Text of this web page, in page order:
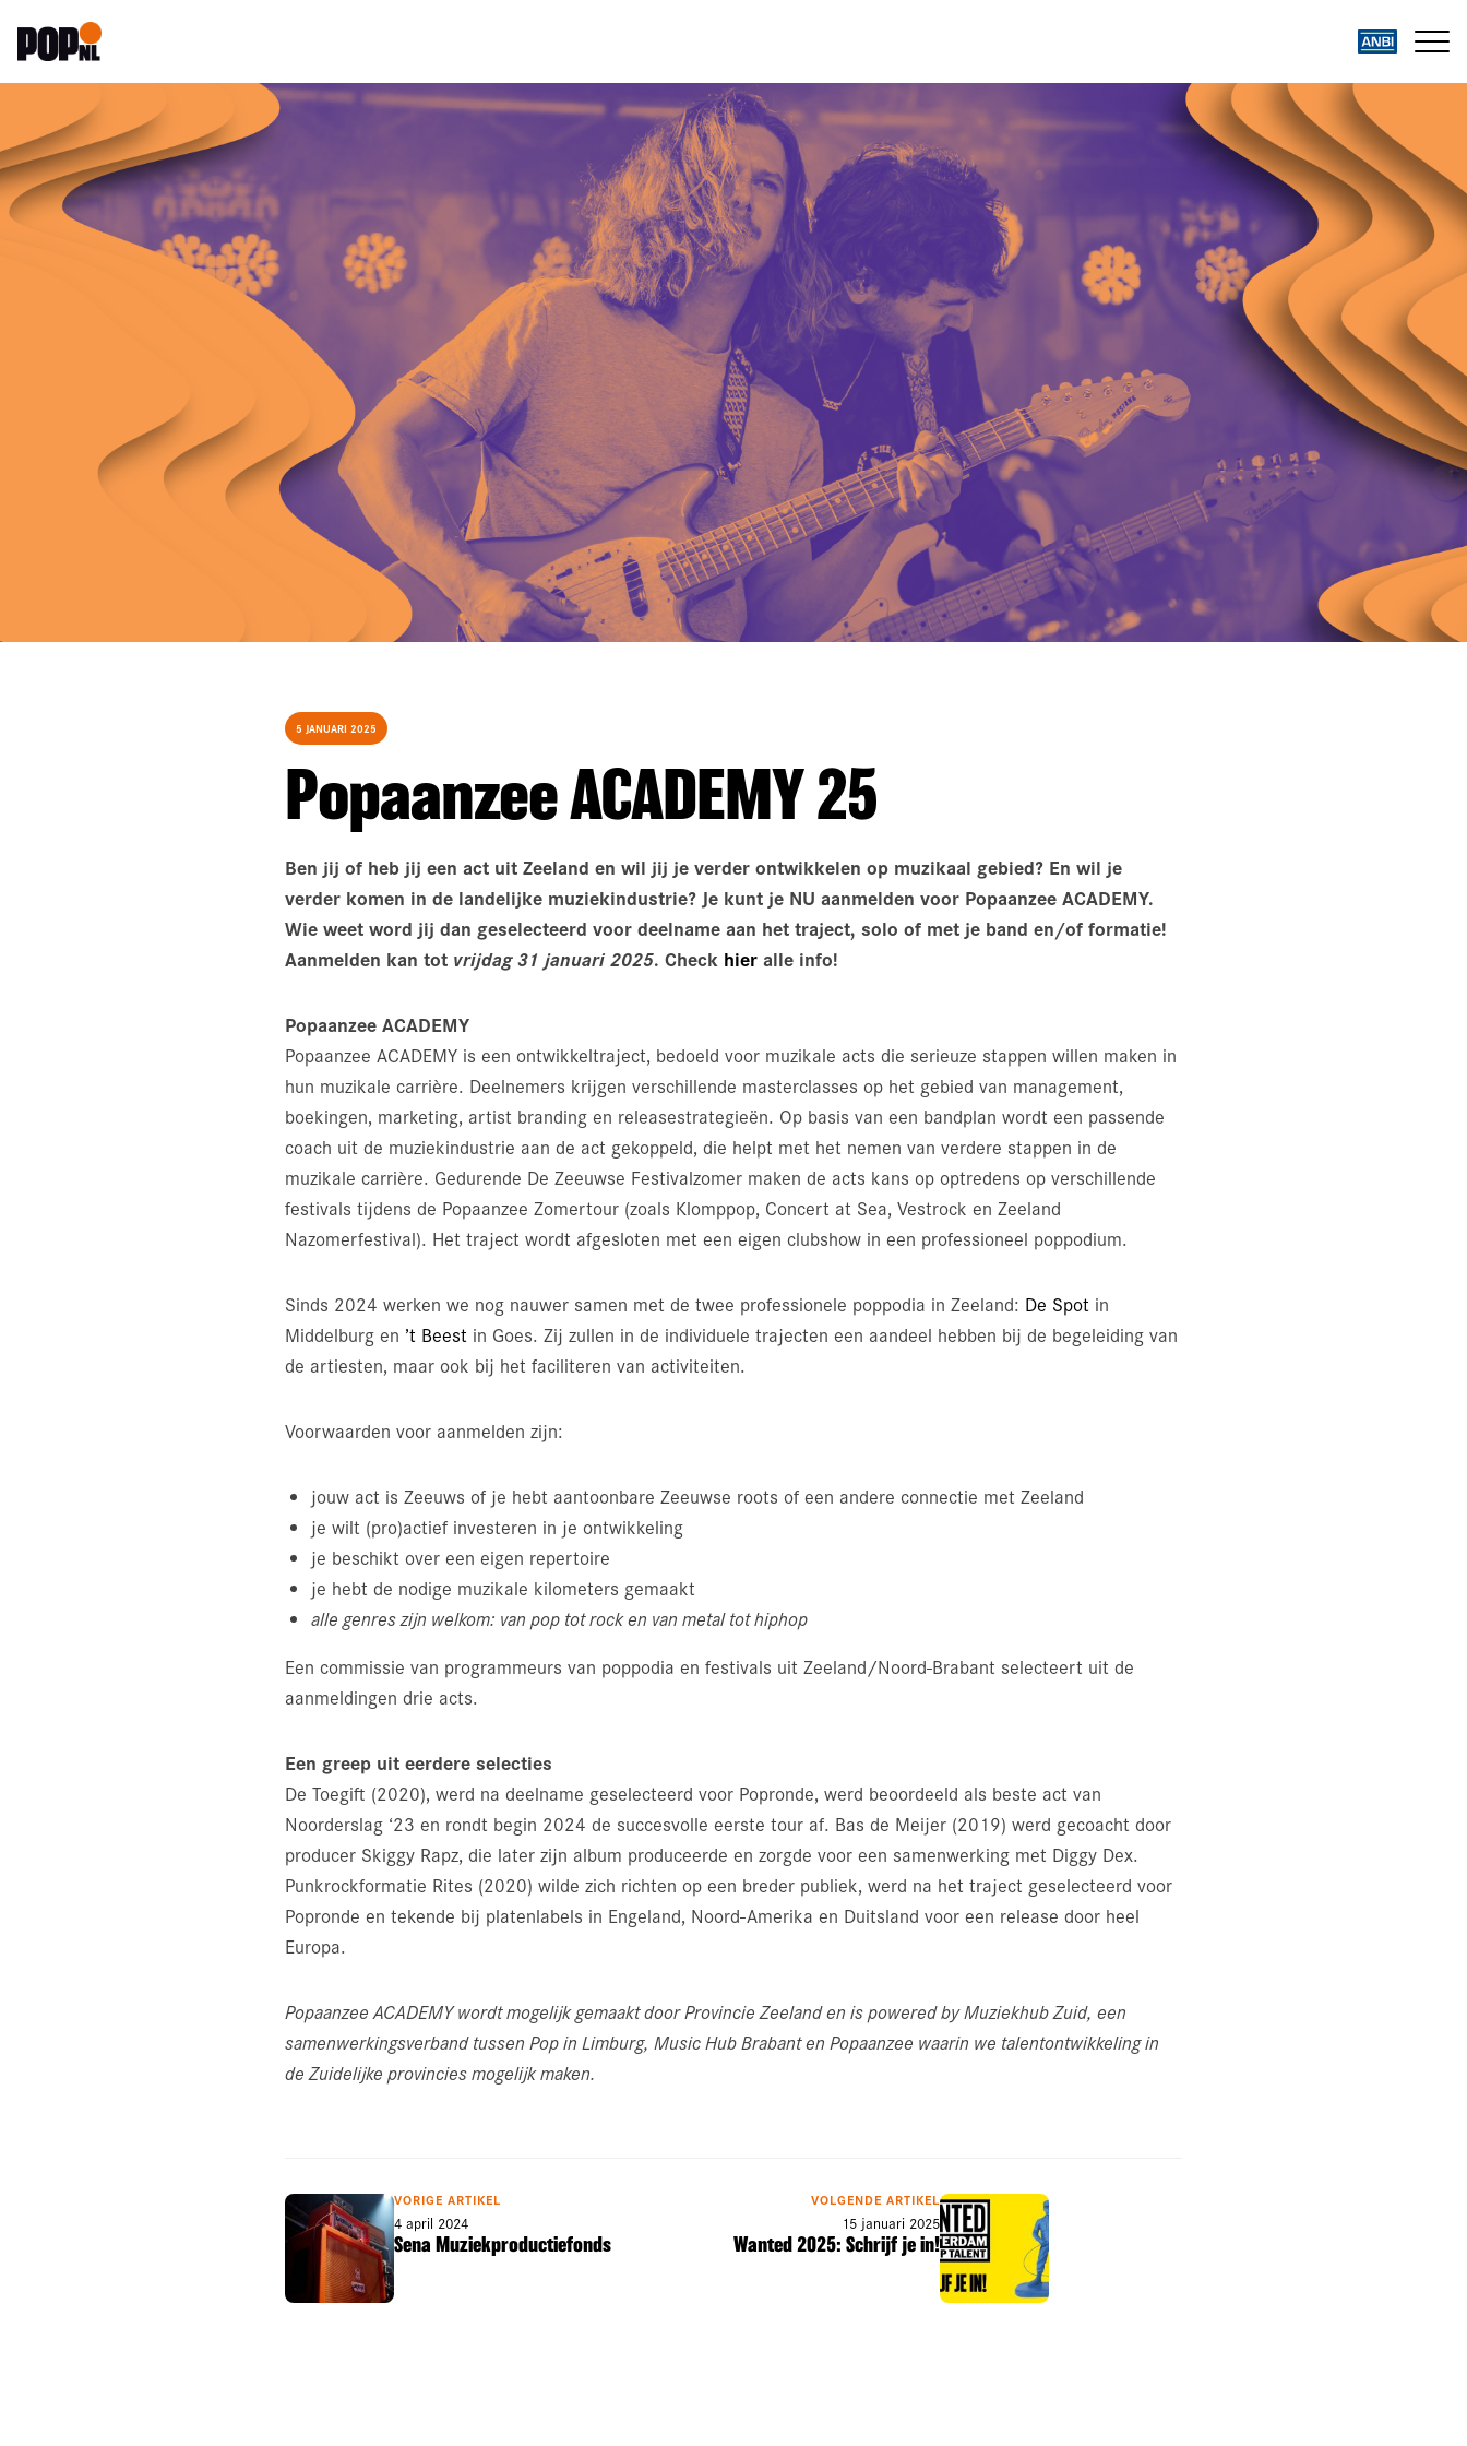
5 JANUARI 2025
Popaanzee ACADEMY 25
Ben jij of heb jij een act uit Zeeland en wil jij je verder ontwikkelen op muzikaal gebied? En wil je
verder komen in de landelijke muziekindustrie? Je kunt je NU aanmelden voor Popaanzee ACADEMY.
Wie weet word jij dan geselecteerd voor deelname aan het traject, solo of met je band en/of formatie!
Aanmelden kan tot vrijdag 31 januari 2025. Check hier alle info!
Popaanzee ACADEMY
Popaanzee ACADEMY is een ontwikkeltraject, bedoeld voor muzikale acts die serieuze stappen willen maken in
hun muzikale carrière. Deelnemers krijgen verschillende masterclasses op het gebied van management,
boekingen, marketing, artist branding en releasestrategieën. Op basis van een bandplan wordt een passende
coach uit de muziekindustrie aan de act gekoppeld, die helpt met het nemen van verdere stappen in de
muzikale carrière. Gedurende De Zeeuwse Festivalzomer maken de acts kans op optredens op verschillende
festivals tijdens de Popaanzee Zomertour (zoals Klomppop, Concert at Sea, Vestrock en Zeeland
Nazomerfestival). Het traject wordt afgesloten met een eigen clubshow in een professioneel poppodium.
Sinds 2024 werken we nog nauwer samen met de twee professionele poppodia in Zeeland: De Spot in
Middelburg en ’t Beest in Goes. Zij zullen in de individuele trajecten een aandeel hebben bij de begeleiding van
de artiesten, maar ook bij het faciliteren van activiteiten.
Voorwaarden voor aanmelden zijn:
jouw act is Zeeuws of je hebt aantoonbare Zeeuwse roots of een andere connectie met Zeeland
je wilt (pro)actief investeren in je ontwikkeling
je beschikt over een eigen repertoire
je hebt de nodige muzikale kilometers gemaakt
alle genres zijn welkom: van pop tot rock en van metal tot hiphop
Een commissie van programmeurs van poppodia en festivals uit Zeeland/Noord-Brabant selecteert uit de
aanmeldingen drie acts.
Een greep uit eerdere selecties
De Toegift (2020), werd na deelname geselecteerd voor Popronde, werd beoordeeld als beste act van
Noorderslag ‘23 en rondt begin 2024 de succesvolle eerste tour af. Bas de Meijer (2019) werd gecoacht door
producer Skiggy Rapz, die later zijn album produceerde en zorgde voor een samenwerking met Diggy Dex.
Punkrockformatie Rites (2020) wilde zich richten op een breder publiek, werd na het traject geselecteerd voor
Popronde en tekende bij platenlabels in Engeland, Noord-Amerika en Duitsland voor een release door heel
Europa.
Popaanzee ACADEMY wordt mogelijk gemaakt door Provincie Zeeland en is powered by Muziekhub Zuid, een
samenwerkingsverband tussen Pop in Limburg, Music Hub Brabant en Popaanzee waarin we talentontwikkeling in
de Zuidelijke provincies mogelijk maken.
VORIGE ARTIKEL
4 april 2024
Sena Muziekproductiefonds
VOLGENDE ARTIKEL
15 januari 2025
Wanted 2025: Schrijf je in!